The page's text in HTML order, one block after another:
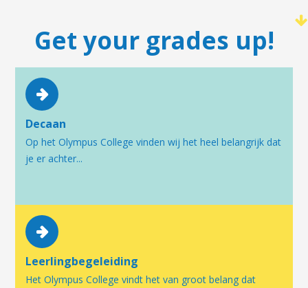
Get your grades up!
Decaan
Op het Olympus College vinden wij het heel belangrijk dat
je er achter...
Leerlingbegeleiding
Het Olympus College vindt het van groot belang dat